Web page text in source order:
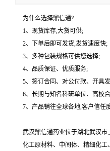
为什么选择鼎信通?
1、现货库存,大货可供;
2、下单后即可发货,发货速度快;
3、多种包装规格可供您选择;
4、品质保证、优质服务;
5、签订合同、对公付款、开具
6、长期与知名科研单位、高校
7、产品销往全球各地,客户信任
武汉鼎信通药业位于湖北武汉
化工原材料、中间体、精细化